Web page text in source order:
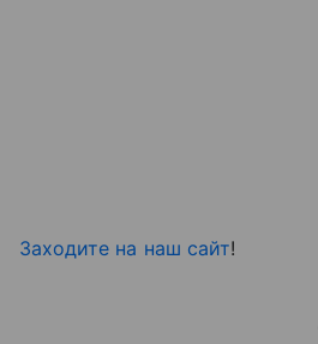
Заходите на наш сайт!